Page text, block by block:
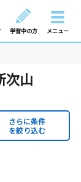
学習中の方 メニュー
次山
さらに条件
を絞り込む